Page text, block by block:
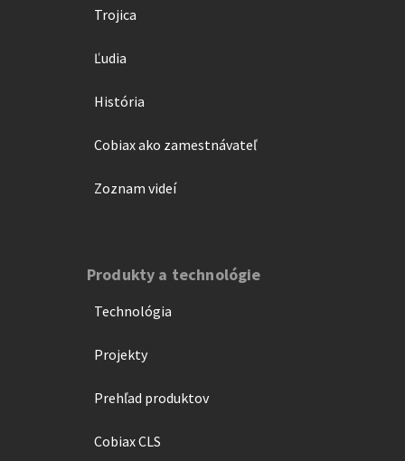
Trojica
Ľudia
História
Cobiax ako zamestnávateľ
Zoznam videí
Produkty a technológie
Technológia
Projekty
Prehľad produktov
Cobiax CLS